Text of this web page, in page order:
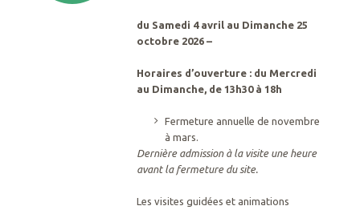
du Samedi 4 avril au Dimanche 25
octobre 2026 –
Horaires d’ouverture : du Mercredi
au Dimanche, de 13h30 à 18h
Fermeture annuelle de novembre
à mars.
Dernière admission à la visite une heure
avant la fermeture du site.
Les visites guidées et animations